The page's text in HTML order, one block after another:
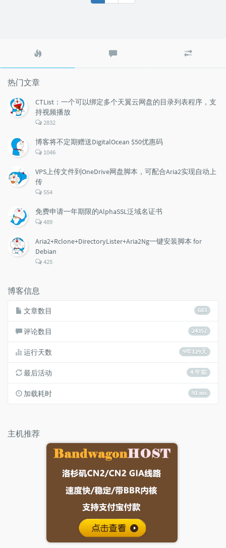
文
评
文
热门文章
CTList：一个可以绑定多个天翼云网盘的目录列表程序，支
持视频播放
评
数：
2832
博客将不定期赠送DigitalOcean $50优惠码
评
数：
1046
VPS上传文件到OneDrive网盘脚本，可配合Aria2实现自动上
传
评
数：
554
免费申请一年期限的AlphaSSL泛域名证书
评
数：
489
Aria2+Rclone+DirectoryLister+Aria2Ng一键安装脚本 for
Debian
评
425
博客信息
683
文章数目
24357
评论数目
9年129天
运行天数
4 年前
最后活动
91 ms
加载耗时
主机推荐